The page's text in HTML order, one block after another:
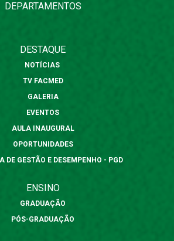
DEPARTAMENTOS
DESTAQUE
NOTÍCIAS
TV FACMED
GALERIA
EVENTOS
AULA INAUGURAL
OPORTUNIDADES
DE GESTÃO E DESEMPENHO - PGD
ENSINO
GRADUAÇÃO
PÓS-GRADUAÇÃO